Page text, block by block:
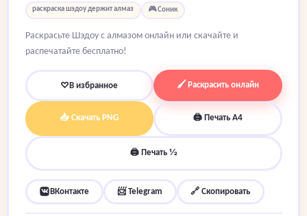
раскраска шэдоу держит алмаз 🎮 Соник
Раскрасьте Шэдоу с алмазом онлайн или скачайте и
распечатайте бесплатно!
♡В избранное 🖌 Раскрасить онлайн
📥 Скачать PNG 🖨 Печать A4
🖨 Печать ½
ВКонтакте 📨 Telegram 🔗 Скопировать